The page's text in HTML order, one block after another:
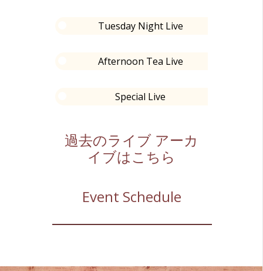
Tuesday Night Live
Afternoon Tea Live
Special Live
過去のライブ アーカ
イブはこちら
Event Schedule